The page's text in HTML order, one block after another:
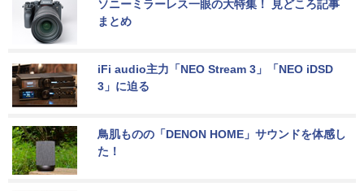
ソニーミラーレス一眼の大特集！ 見どころ記事
まとめ
iFi audio主力「NEO Stream 3」「NEO iDSD
3」に迫る
鳥肌ものの「DENON HOME」サウンドを体感し
た！